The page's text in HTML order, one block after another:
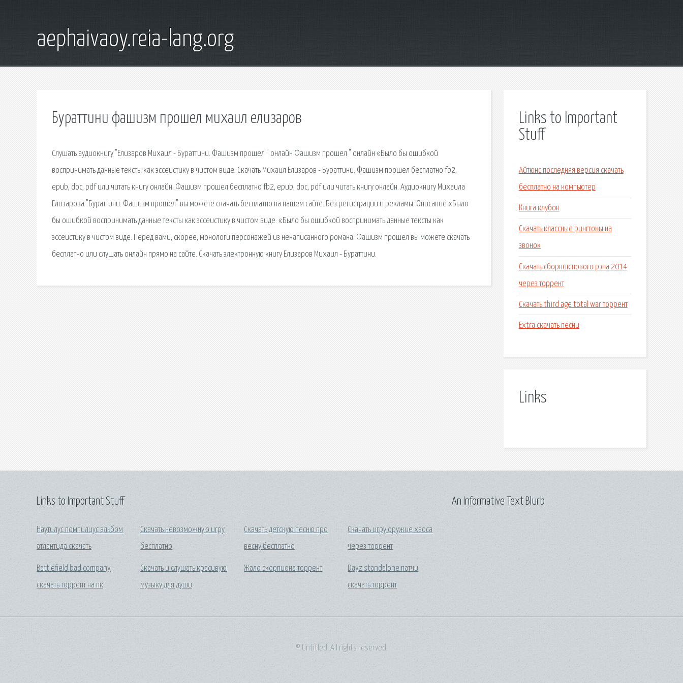
aephaivaoy.reia-lang.org
Бураттини фашизм прошел михаил елизаров
Слушать аудиокнигу "Елизаров Михаил - Бураттини. Фашизм прошел " онлайн Фашизм прошел " онлайн «Было бы ошибкой
воспринимать данные тексты как эссеистику в чистом виде. Скачать Михаил Елизаров - Бураттини. Фашизм прошел бесплатно fb2,
epub, doc, pdf или читать книгу онлайн. Фашизм прошел бесплатно fb2, epub, doc, pdf или читать книгу онлайн. Аудиокнигу Михаила
Елизарова "Бураттини. Фашизм прошел" вы можете скачать бесплатно на нашем сайте. Без регистрации и рекламы. Описание «Было
бы ошибкой воспринимать данные тексты как эссеистику в чистом виде. «Было бы ошибкой воспринимать данные тексты как
эссеистику в чистом виде. Перед вами, скорее, монологи персонажей из ненаписанного романа. Фашизм прошел вы можете скачать
бесплатно или слушать онлайн прямо на сайте. Скачать электронную книгу Елизаров Михаил - Бураттини.
Links to Important
Stuff
Айтюнс последняя версия скачать
бесплатно на компьютер
Книга клубок
Скачать классные рингтоны на
звонок
Скачать сборник нового рэпа 2014
через торрент
Скачать third age total war торрент
Extra скачать песни
Links
Links to Important Stuff
Наутилус помпилиус альбом
атлантида скачать
Battlefield bad company
скачать торрент на пк
Скачать невозможную игру
бесплатно
Скачать и слушать красивую
музыку для души
Скачать детскую песню про
весну бесплатно
Жало скорпиона торрент
Скачать игру оружие хаоса
через торрент
Dayz standalone патчи
скачать торрент
An Informative Text Blurb
© Untitled. All rights reserved.